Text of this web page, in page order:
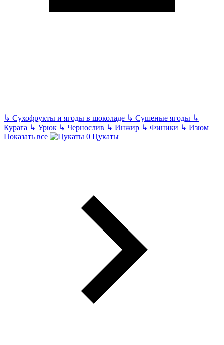
↳ Сухофрукты и ягоды в шоколаде ↳ Сушеные ягоды ↳
Курага ↳ Урюк ↳ Чернослив ↳ Инжир ↳ Финики ↳ Изюм
Показать все
Цукаты